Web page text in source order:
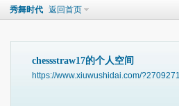
秀舞时代 返回首页
chessstraw17的个人空间
https://www.xiuwushidai.com/?2709271